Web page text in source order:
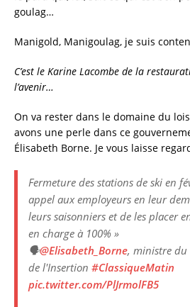
goulag…
Manigold, Manigoulag, je suis
C’est le Karine Lacombe de la
l’avenir…
On va rester dans le domaine du
avons une perle dans ce
Élisabeth Borne. Je vous laisse
Fermeture des stations de ski en
appel aux employeurs en leur
leurs saisonniers et de les placer
en charge à 100% »
🗣️@Elisabeth_Borne, ministre du
de l'Insertion #ClassiqueMatin
pic.twitter.com/PlJrmolFB5